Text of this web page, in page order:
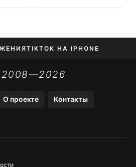
TIKTOK НА IPHONE
2008—2026
О проекте Контакты